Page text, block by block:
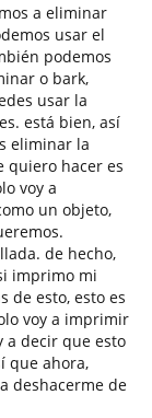
a eliminar
usar el
podemos
o bark,
usar la
está bien, así
eliminar la
quiero hacer es
voy a
un objeto,
de hecho,
imprimo mi
de esto, esto es
voy a imprimir
a decir que esto
que ahora,
deshacerme de